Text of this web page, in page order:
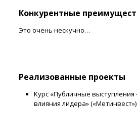
Конкурентные
Это очень нескучно…
Реализованные проекты
Курс «Публичные выступления
влияния лидера» («Метинвест»).